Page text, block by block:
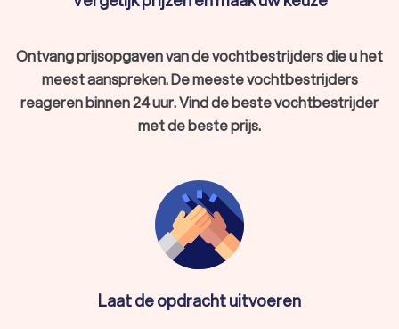
Ontvang prijsopgaven van de vochtbestrijders die u het
meest aanspreken. De meeste vochtbestrijders
reageren binnen 24 uur. Vind de beste vochtbestrijder
met de beste prijs.
Laat de opdracht uitvoeren